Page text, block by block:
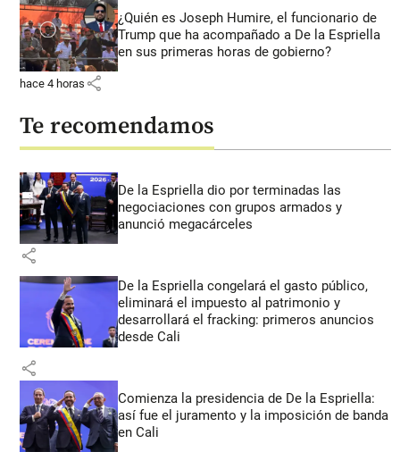
¿Quién es Joseph Humire, el funcionario de
Trump que ha acompañado a De la Espriella
en sus primeras horas de gobierno?
hace 4 horas share
Te recomendamos
De la Espriella dio por terminadas las
negociaciones con grupos armados y
anunció megacárceles
share
De la Espriella congelará el gasto público,
eliminará el impuesto al patrimonio y
desarrollará el fracking: primeros anuncios
desde Cali
share
Comienza la presidencia de De la Espriella:
así fue el juramento y la imposición de banda
en Cali